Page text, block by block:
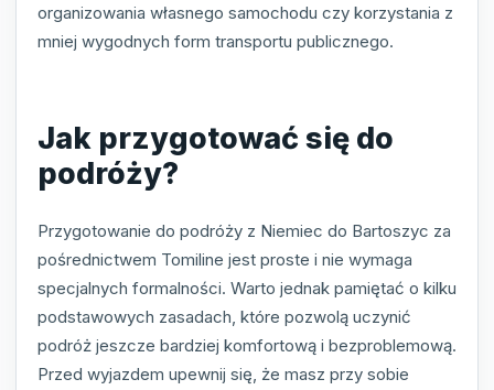
organizowania własnego samochodu czy korzystania z
mniej wygodnych form transportu publicznego.
Jak przygotować się do
podróży?
Przygotowanie do podróży z Niemiec do Bartoszyc za
pośrednictwem Tomiline jest proste i nie wymaga
specjalnych formalności. Warto jednak pamiętać o kilku
podstawowych zasadach, które pozwolą uczynić
podróż jeszcze bardziej komfortową i bezproblemową.
Przed wyjazdem upewnij się, że masz przy sobie